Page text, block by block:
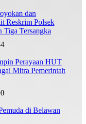
dan
Reskrim Polsek
Tiga Tersangka
Perayaan HUT
Mitra Pemerintah
di Belawan